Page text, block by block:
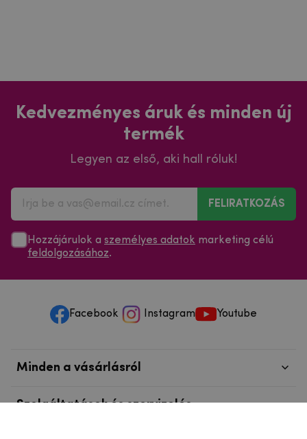
Kedvezményes áruk és minden új
termék
Legyen az első, aki hall róluk!
FELIRATKOZÁS
Hozzájárulok a személyes adatok marketing célú
feldolgozásához.
Facebook Instagram Youtube
Minden a vásárlásról
Szolgáltatások és szervizelés